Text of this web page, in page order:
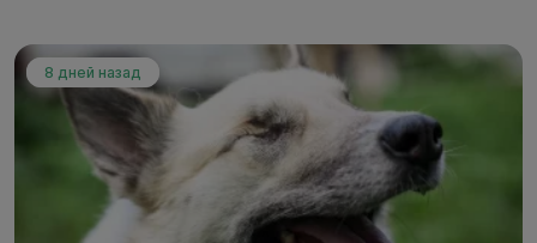
8 дней назад